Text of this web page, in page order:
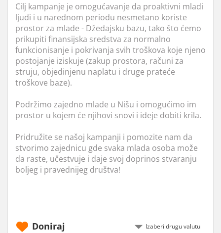
Cilj kampanje je omogućavanje da proaktivni mladi
ljudi i u narednom periodu nesmetano koriste
prostor za mlade - Džedajsku bazu, tako što ćemo
prikupiti finansijska sredstva za normalno
funkcionisanje i pokrivanja svih troškova koje njeno
postojanje iziskuje (zakup prostora, računi za
struju, objedinjenu naplatu i druge prateće
troškove baze).
Podržimo zajedno mlade u Nišu i omogućimo im
prostor u kojem će njihovi snovi i ideje dobiti krila.
Pridružite se našoj kampanji i pomozite nam da
stvorimo zajednicu gde svaka mlada osoba može
da raste, učestvuje i daje svoj doprinos stvaranju
boljeg i pravednijeg društva!
Doniraj